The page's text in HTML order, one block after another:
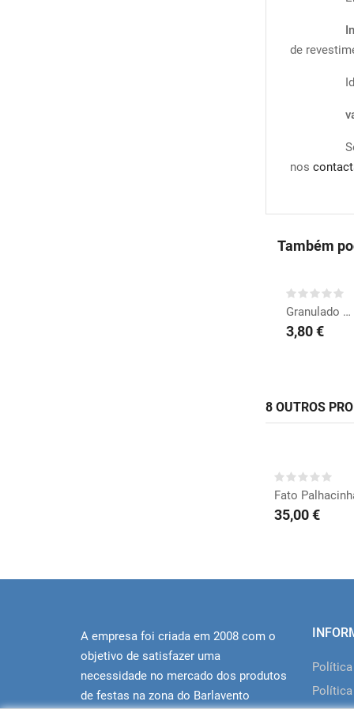
de
nos
Também
Granulado Rosa Bebé...
3,80 €
8 OUTROS
Fato
35,00 €
A empresa foi criada em 2008 com o
objetivo de satisfazer uma
necessidade no mercado dos produtos
de festas na zona do Barlavento
Política